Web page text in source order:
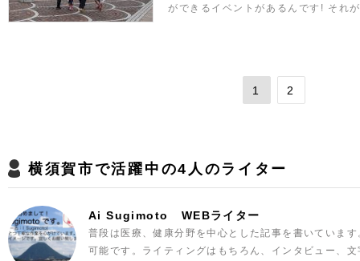
ができるイベントがあるんです! それ
1 2
横須賀市で活躍中の4人のライター
Ai Sugimoto WEBライター
普段は医療、健康分野を中心とした記事を書いていま
可能です。ライティングはもちろん、インタビュー、